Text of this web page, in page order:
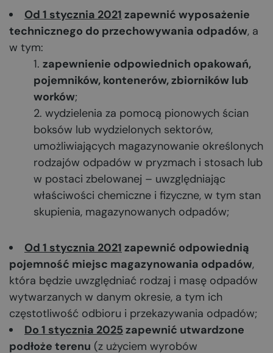
Od 1 stycznia 2021 zapewnić wyposażenie
technicznego do przechowywania odpadów, a
w tym:
zapewnienie odpowiednich opakowań,
pojemników, kontenerów, zbiorników lub
worków;
wydzielenia za pomocą pionowych ścian
boksów lub wydzielonych sektorów,
umożliwiających magazynowanie określonych
rodzajów odpadów w pryzmach i stosach lub
w postaci zbelowanej – uwzględniając
właściwości chemiczne i fizyczne, w tym stan
skupienia, magazynowanych odpadów;
Od 1 stycznia 2021 zapewnić odpowiednią
pojemność miejsc magazynowania odpadów,
która będzie uwzględniać rodzaj i masę odpadów
wytwarzanych w danym okresie, a tym ich
częstotliwość odbioru i przekazywania odpadów;
Do 1 stycznia 2025zapewnić utwardzone
podłoże terenu (z użyciem wyrobów